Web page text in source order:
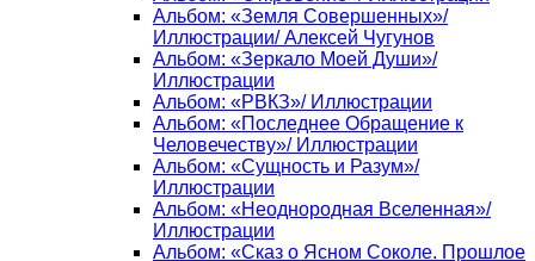
Альбом: «Земля Совершенных»/
Иллюстрации/ Алексей Чугунов
Альбом: «Зеркало Моей Души»/
Иллюстрации
Альбом: «РВКЗ»/ Иллюстрации
Альбом: «Последнее Обращение к
Человечеству»/ Иллюстрации
Альбом: «Сущность и Разум»/
Иллюстрации
Альбом: «Неоднородная Вселенная»/
Иллюстрации
Альбом: «Сказ о Ясном Соколе. Прошлое